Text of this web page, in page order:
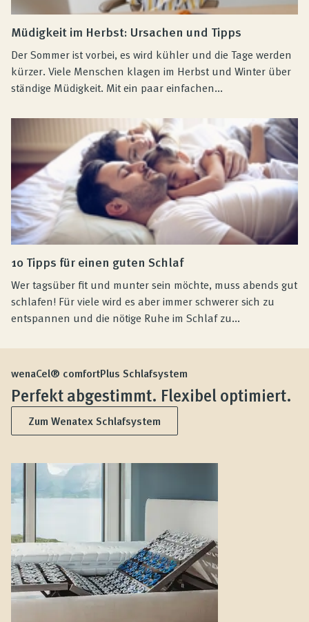
Müdigkeit im Herbst: Ursachen und Tipps
Der Sommer ist vorbei, es wird kühler und die Tage werden
kürzer. Viele Menschen klagen im Herbst und Winter über
ständige Müdigkeit. Mit ein paar einfachen...
10 Tipps für einen guten Schlaf
Wer tagsüber fit und munter sein möchte, muss abends gut
schlafen! Für viele wird es aber immer schwerer sich zu
entspannen und die nötige Ruhe im Schlaf zu...
wenaCel® comfortPlus Schlafsystem
Perfekt abgestimmt. Flexibel optimiert.
Zum Wenatex Schlafsystem